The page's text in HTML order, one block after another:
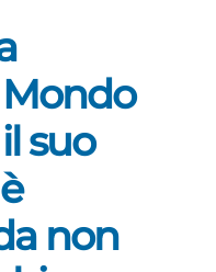
suo
non